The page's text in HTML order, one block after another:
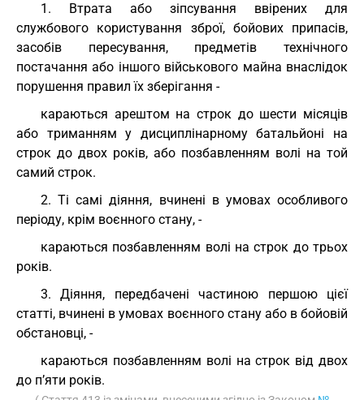
1. Втрата або зіпсування ввірених для
службового користування зброї, бойових припасів,
засобів пересування, предметів технічного
постачання або іншого військового майна внаслідок
порушення правил їх зберігання -
караються арештом на строк до шести місяців
або триманням у дисциплінарному батальйоні на
строк до двох років, або позбавленням волі на той
самий строк.
2. Ті самі діяння, вчинені в умовах особливого
періоду, крім воєнного стану, -
караються позбавленням волі на строк до трьох
років.
3. Діяння, передбачені частиною першою цієї
статті, вчинені в умовах воєнного стану або в бойовій
обстановці, -
караються позбавленням волі на строк від двох
до п’яти років.